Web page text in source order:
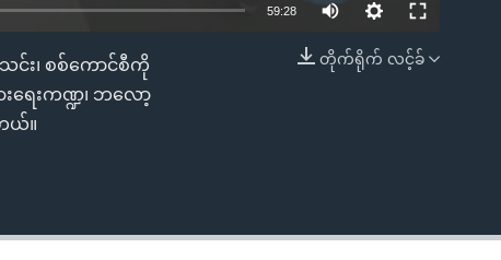
EMBED
59:28
တိုက်ရိုက် လင့်ခ်
င်း၊ စစ်ကောင်စီကို
ရေးကဏ္ဍ၊ ဘလော့
ယ်။